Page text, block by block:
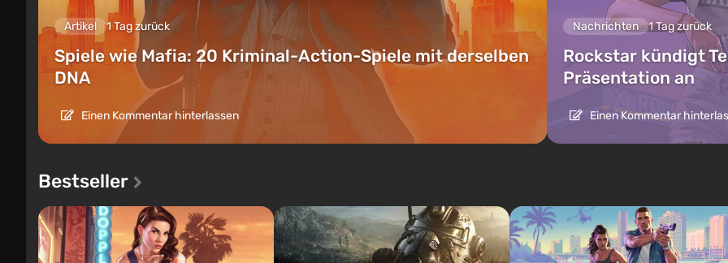
Artikel 1 Tag zurück
Spiele wie Mafia: 20 Kriminal-Action-Spiele mit derselben
DNA
Einen Kommentar hinterlassen
Nachrichten 1 Tag zurück
Rockstar kündigt
Präsentation an
Einen Kommentar
Bestseller